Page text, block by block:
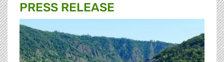
PRESS RELEASE